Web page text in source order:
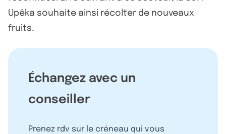
Upêka souhaite ainsi récolter de nouveaux
fruits.
Échangez avec un
conseiller
Prenez rdv sur le créneau qui vous